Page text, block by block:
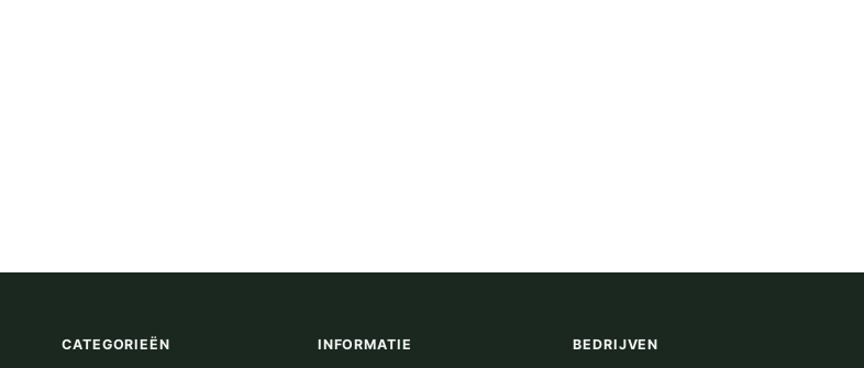
CATEGORIEËN INFORMATIE BEDRIJVEN